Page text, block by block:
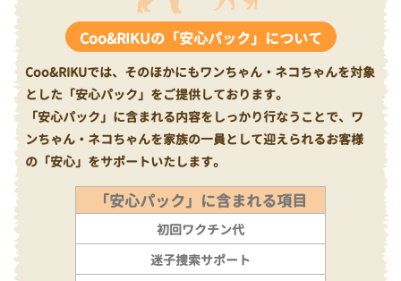
Coo&RIKUの「安心パック」について
Coo&RIKUでは、そのほかにもワンちゃん・ネコちゃんを対象
とした「安心パック」をご提供しております。
「安心パック」に含まれる内容をしっかり行なうことで、ワ
ンちゃん・ネコちゃんを家族の一員として迎えられるお客様
の「安心」をサポートいたします。
「安心パック」に含まれる項目
初回ワクチン代
迷子捜索サポート